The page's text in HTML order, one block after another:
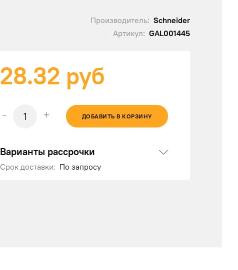
Производитель: Schneider
Артикул: GAL001445
28.32 руб
- + ДОБАВИТЬ В КОРЗИНУ
Варианты рассрочки
Срок доставки: По запросу